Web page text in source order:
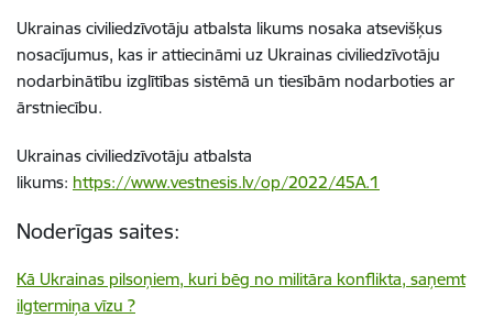
Ukrainas civiliedzīvotāju atbalsta likums nosaka atsevišķus
nosacījumus, kas ir attiecināmi uz Ukrainas civiliedzīvotāju
nodarbinātību izglītības sistēmā un tiesībām nodarboties ar
ārstniecību.
Ukrainas civiliedzīvotāju atbalsta
likums: https://www.vestnesis.lv/op/2022/45A.1
Noderīgas saites:
Kā Ukrainas pilsoņiem, kuri bēg no militāra konflikta, saņemt
ilgtermiņa vīzu ?